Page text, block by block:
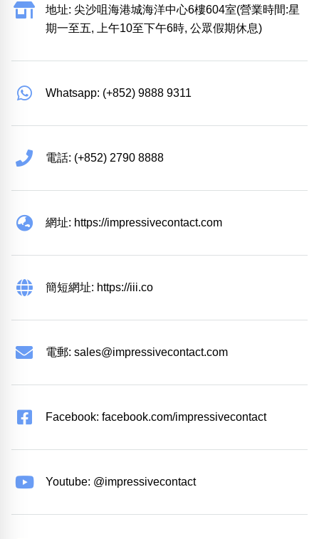
地址: 尖沙咀海港城海洋中心6樓604室(營業時間:星
期一至五, 上午10至下午6時, 公眾假期休息)
Whatsapp: (+852) 9888 9311
電話: (+852) 2790 8888
網址: https://impressivecontact.com
簡短網址: https://iii.co
電郵: sales@impressivecontact.com
Facebook: facebook.com/impressivecontact
Youtube: @impressivecontact